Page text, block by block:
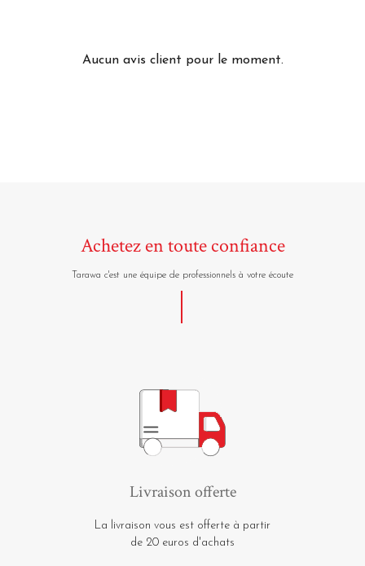
Aucun avis client pour le moment.
Achetez en toute confiance
Tarawa c'est une équipe de professionnels à votre écoute
Livraison offerte
La livraison vous est offerte à partir
de 20 euros d'achats